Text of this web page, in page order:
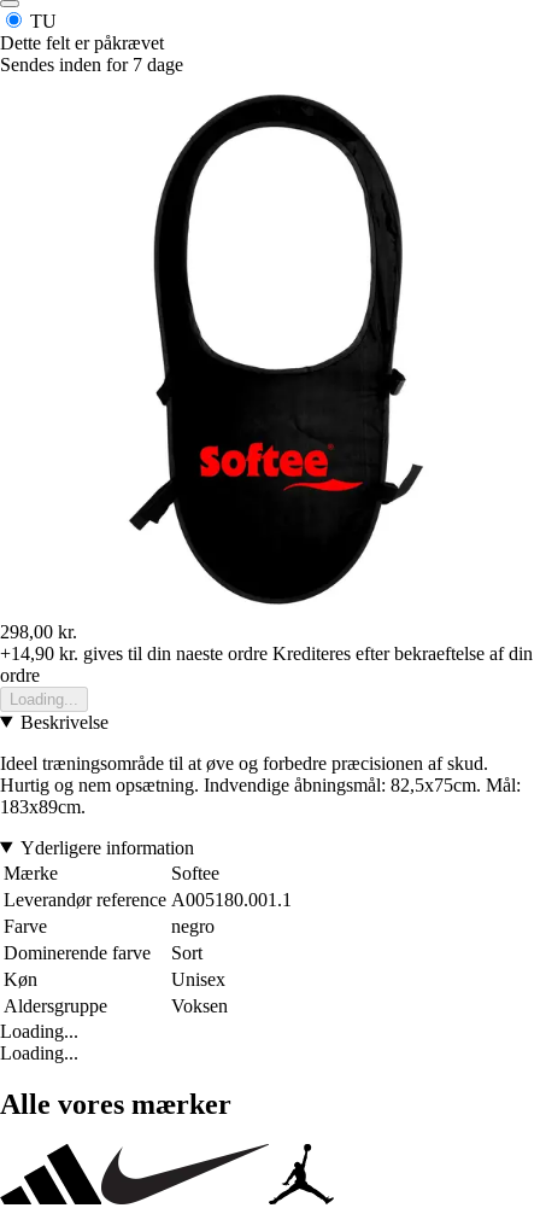
TU
Dette felt er påkrævet
Sendes inden for 7 dage
298,00 kr.
+14,90 kr. gives til din naeste ordre Krediteres efter bekraeftelse af din
ordre
Loading...
Beskrivelse
Ideel træningsområde til at øve og forbedre præcisionen af skud.
Hurtig og nem opsætning. Indvendige åbningsmål: 82,5x75cm. Mål:
183x89cm.
Yderligere information
Mærke
Softee
Leverandør reference A005180.001.1
Farve
negro
Dominerende farve
Sort
Køn
Unisex
Aldersgruppe
Voksen
Loading...
Loading...
Alle vores mærker